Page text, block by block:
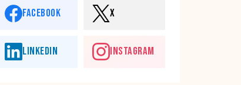
FACEBOOK X
LINKEDIN INSTAGRAM